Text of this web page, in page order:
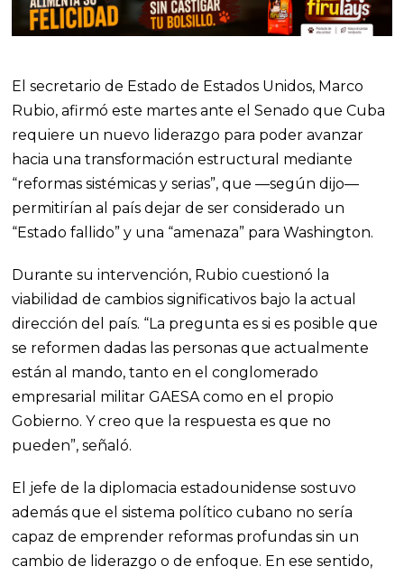
El secretario de Estado de Estados Unidos, Marco
Rubio, afirmó este martes ante el Senado que Cuba
requiere un nuevo liderazgo para poder avanzar
hacia una transformación estructural mediante
“reformas sistémicas y serias”, que —según dijo—
permitirían al país dejar de ser considerado un
“Estado fallido” y una “amenaza” para Washington.
Durante su intervención, Rubio cuestionó la
viabilidad de cambios significativos bajo la actual
dirección del país. “La pregunta es si es posible que
se reformen dadas las personas que actualmente
están al mando, tanto en el conglomerado
empresarial militar GAESA como en el propio
Gobierno. Y creo que la respuesta es que no
pueden”, señaló.
El jefe de la diplomacia estadounidense sostuvo
además que el sistema político cubano no sería
capaz de emprender reformas profundas sin un
cambio de liderazgo o de enfoque. En ese sentido,